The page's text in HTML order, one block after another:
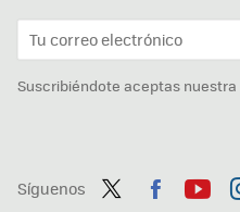
Suscribiéndote aceptas nuestra
Síguenos